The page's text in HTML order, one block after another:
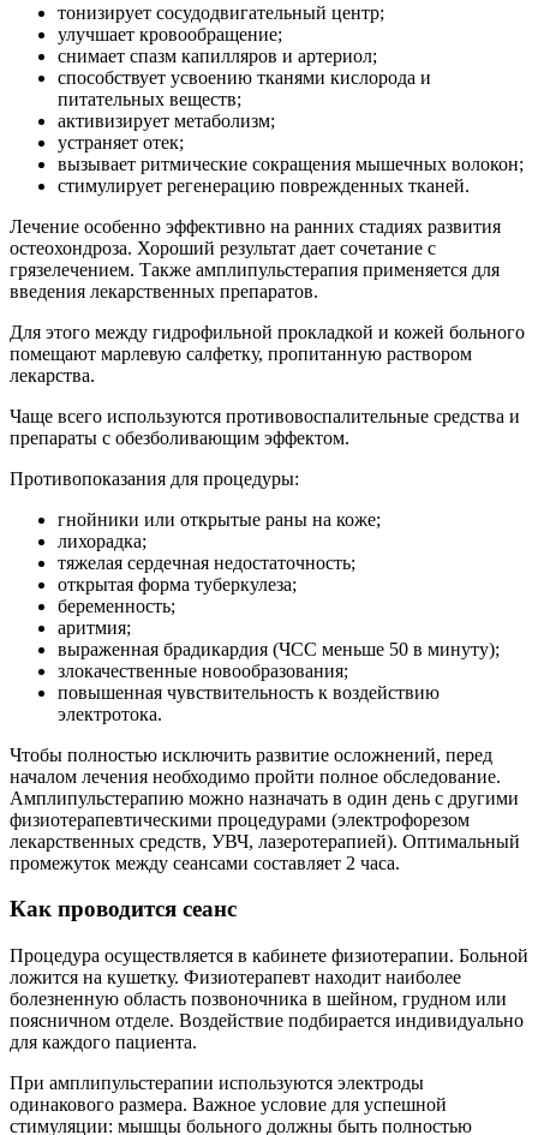
тонизирует сосудодвигательный центр;
улучшает кровообращение;
снимает спазм капилляров и артериол;
способствует усвоению тканями кислорода и
питательных веществ;
активизирует метаболизм;
устраняет отек;
вызывает ритмические сокращения мышечных волокон;
стимулирует регенерацию поврежденных тканей.
Лечение особенно эффективно на ранних стадиях развития
остеохондроза. Хороший результат дает сочетание с
грязелечением. Также амплипульстерапия применяется для
введения лекарственных препаратов.
Для этого между гидрофильной прокладкой и кожей больного
помещают марлевую салфетку, пропитанную раствором
лекарства.
Чаще всего используются противовоспалительные средства и
препараты с обезболивающим эффектом.
Противопоказания для процедуры:
гнойники или открытые раны на коже;
лихорадка;
тяжелая сердечная недостаточность;
открытая форма туберкулеза;
беременность;
аритмия;
выраженная брадикардия (ЧСС меньше 50 в минуту);
злокачественные новообразования;
повышенная чувствительность к воздействию
электротока.
Чтобы полностью исключить развитие осложнений, перед
началом лечения необходимо пройти полное обследование.
Амплипульстерапию можно назначать в один день с другими
физиотерапевтическими процедурами (электрофорезом
лекарственных средств, УВЧ, лазеротерапией). Оптимальный
промежуток между сеансами составляет 2 часа.
Как проводится сеанс
Процедура осуществляется в кабинете физиотерапии. Больной
ложится на кушетку. Физиотерапевт находит наиболее
болезненную область позвоночника в шейном, грудном или
поясничном отделе. Воздействие подбирается индивидуально
для каждого пациента.
При амплипульстерапии используются электроды
одинакового размера. Важное условие для успешной
стимуляции: мышцы больного должны быть полностью